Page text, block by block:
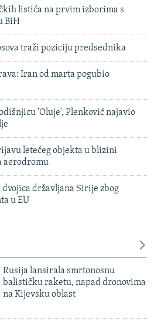
listića na prvim izborima s
BiH
traži poziciju predsednika
Iran od marta pogubio
'Oluje', Plenković najavio
letećeg objekta u blizini
aerodromu
dvojica državljana Sirije zbog
u EU
Rusija lansirala smrtonosnu
balističku raketu, napad dronovima
na Kijevsku oblast